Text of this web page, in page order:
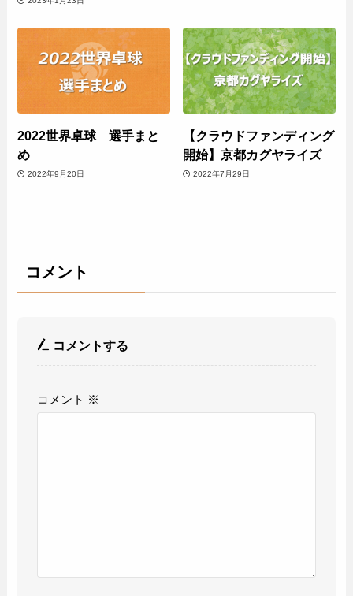
2022世界卓球 選手まと
め
2022年9月20日
【クラウドファンディング
開始】京都カグヤライズ
2022年7月29日
コメント
コメントする
コメント ※